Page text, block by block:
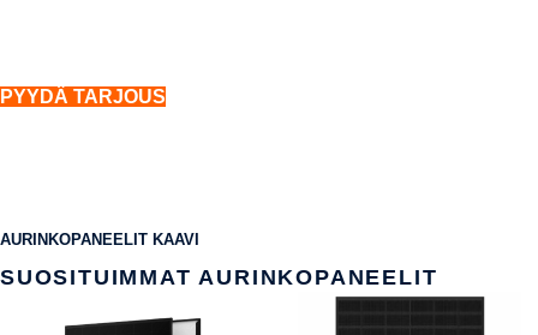
PYYDÄ TARJOUS
AURINKOPANEELIT KAAVI
SUOSITUIMMAT AURINKOPANEELIT